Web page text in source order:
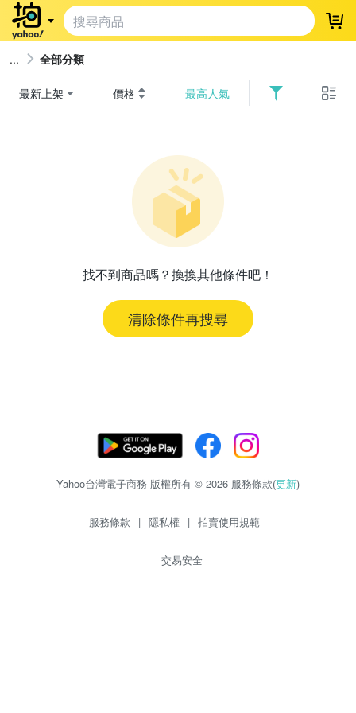
登
全部分類
最新上架 價格 最高人氣
找不到商品嗎？換換其他條件吧！
清除條件再搜尋
Yahoo台灣電子商務 版權所有 © 2026 服務條款(更新)
服務條款 | 隱私權 | 拍賣使用規範
交易安全